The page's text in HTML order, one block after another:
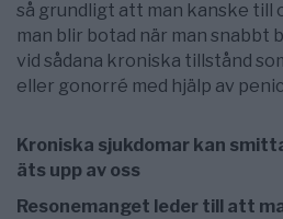
så grundligt att man kanske till
man blir botad när man snabbt
vid sådana kroniska tillstånd
eller gonorré med hjälp av
Kroniska sjukdomar kan
äts upp av oss
Resonemanget leder till att